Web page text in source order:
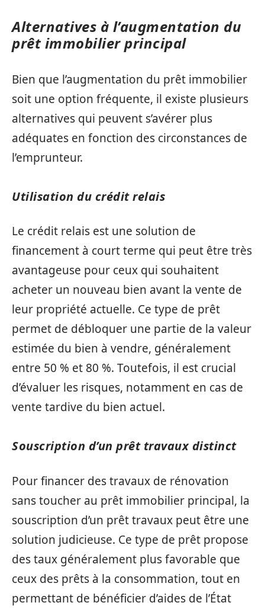
Alternatives à l’augmentation du
prêt immobilier principal
Bien que l’augmentation du prêt immobilier
soit une option fréquente, il existe plusieurs
alternatives qui peuvent s’avérer plus
adéquates en fonction des circonstances de
l’emprunteur.
Utilisation du crédit relais
Le crédit relais est une solution de
financement à court terme qui peut être très
avantageuse pour ceux qui souhaitent
acheter un nouveau bien avant la vente de
leur propriété actuelle. Ce type de prêt
permet de débloquer une partie de la valeur
estimée du bien à vendre, généralement
entre 50 % et 80 %. Toutefois, il est crucial
d’évaluer les risques, notamment en cas de
vente tardive du bien actuel.
Souscription d’un prêt travaux distinct
Pour financer des travaux de rénovation
sans toucher au prêt immobilier principal, la
souscription d’un prêt travaux peut être une
solution judicieuse. Ce type de prêt propose
des taux généralement plus favorable que
ceux des prêts à la consommation, tout en
permettant de bénéficier d’aides de l’État